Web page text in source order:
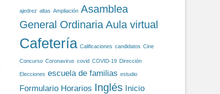
ajedrez altas Ampliación Asamblea
General Ordinaria Aula virtual
Cafetería Calificaciones candidatos Cine
Concurso Coronavirus covid COVID-19 Dirección
Elecciones escuela de familias estudio
Formulario Horarios Inglés Inicio